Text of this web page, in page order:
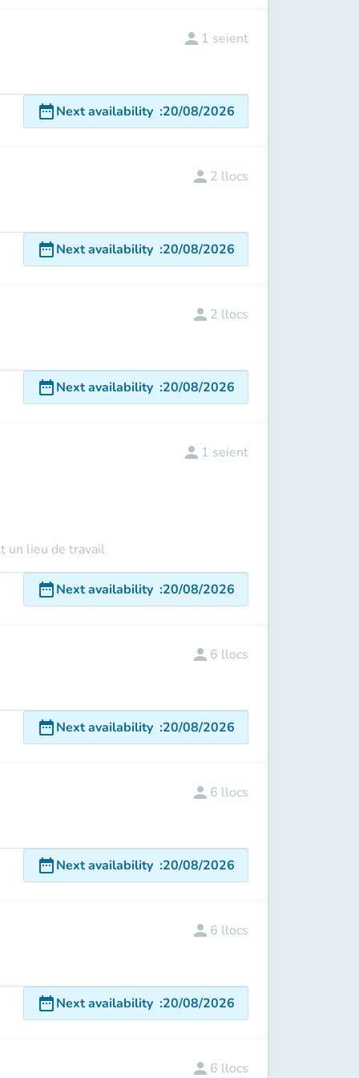
person 1 seient
date_rangeNext availability :20/08/2026
person 2 llocs
date_rangeNext availability :20/08/2026
person 2 llocs
date_rangeNext availability :20/08/2026
un lieu de travail
person 1 seient
date_rangeNext availability :20/08/2026
person 6 llocs
date_rangeNext availability :20/08/2026
person 6 llocs
date_rangeNext availability :20/08/2026
person 6 llocs
date_rangeNext availability :20/08/2026
person 6 llocs